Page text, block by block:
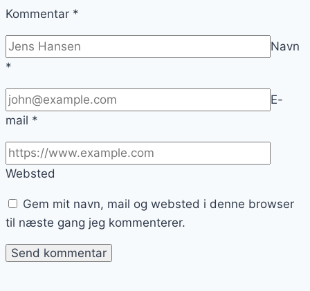
Kommentar *
Navn
*
E-
mail *
Websted
Gem mit navn, mail og websted i denne browser
til næste gang jeg kommenterer.